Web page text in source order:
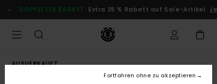
zur
Produktinformation
DOPPELTER RABATT Extra 25 % Rabatt auf Sale-Artikel
AUSVERKAUFT
Fortfahren ohne zu akzeptieren